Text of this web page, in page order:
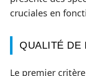
cruciales en
QUALITÉ DE
Le premier